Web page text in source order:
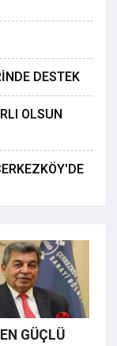
DESTEK
OLSUN
GÜÇLÜ